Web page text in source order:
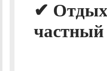
✔ Отдых
частный